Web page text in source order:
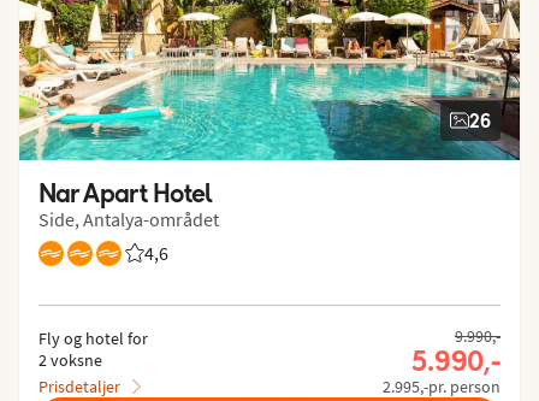
26
Nar Apart Hotel
Side, Antalya-området
4,6
Bedømmelse fra Spies gæster: 4.621/5
Fly og hotel for
2 voksne
Prisdetaljer
9.990,-
5.990,-
2.995,-pr. person